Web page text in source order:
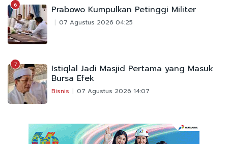
6 Prabowo Kumpulkan Petinggi Militer
07 Agustus 2026 04:25
7 Istiqlal Jadi Masjid Pertama yang Masuk
Bursa Efek
Bisnis 07 Agustus 2026 14:07